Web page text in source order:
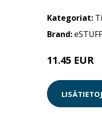
Kategoriat:
Brand:eSTUFF
11.45 EUR